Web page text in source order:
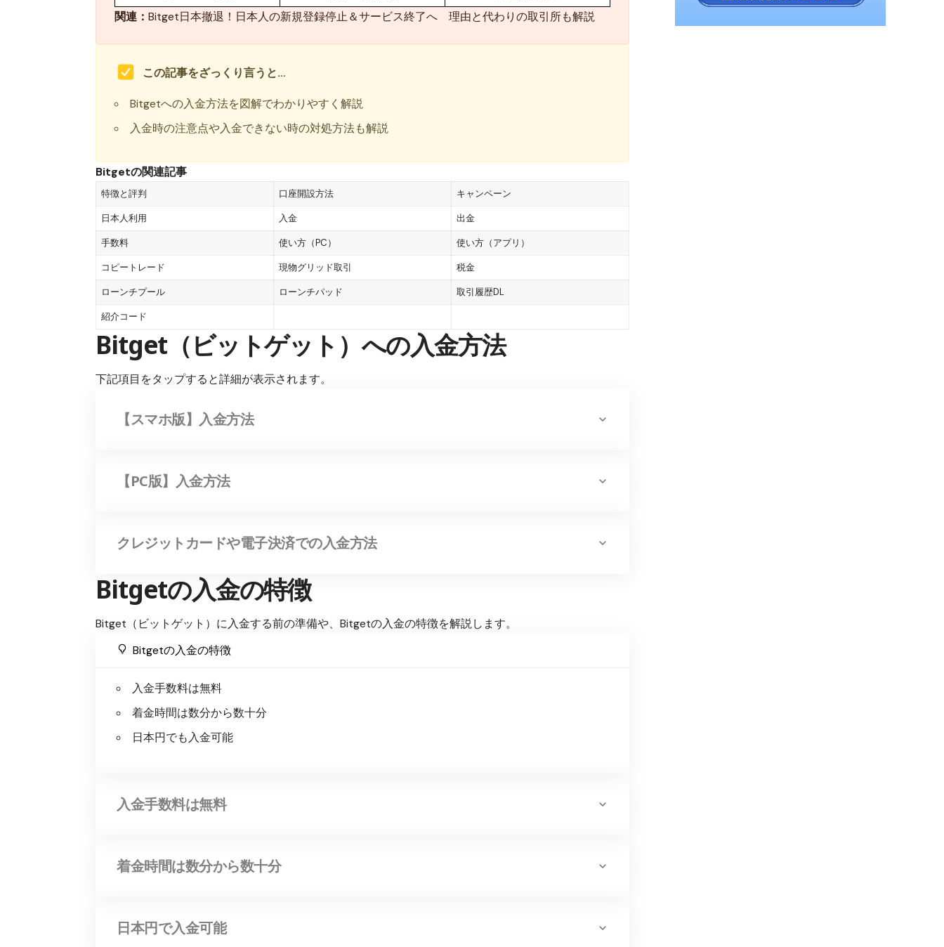
関連： Bitget日本撤退！日本人の新規登録停止＆サービス終了へ 理由と代わりの取引所も解説
この記事をざっくり言うと…
Bitgetへの入金方法を図解でわかりやすく解説
入金時の注意点や入金できない時の対処方法も解説
Bitgetの関連記事
特徴と評判 口座開設方法 キャンペーン
日本人利用 入金 出金
手数料 使い方（PC） 使い方（アプリ）
コピートレード 現物グリッド取引 税金
ローンチプール ローンチパッド 取引履歴DL
紹介コード
Bitget（ビットゲット）への入金方法
下記項目をタップすると詳細が表示されます。
【スマホ版】入金方法
【PC版】入金方法
クレジットカードや電子決済での入金方法
Bitgetの入金の特徴
Bitget（ビットゲット）に入金する前の準備や、Bitgetの入金の特徴を解説します。
Bitgetの入金の特徴
入金手数料は無料
着金時間は数分から数十分
日本円でも入金可能
入金手数料は無料
着金時間は数分から数十分
日本円で入金可能